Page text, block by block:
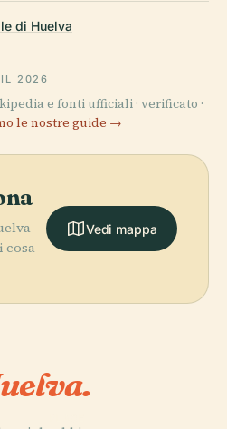
di Huelva
2026
e fonti ufficiali · verificato ·
le nostre guide →
cosa
Vedi mappa